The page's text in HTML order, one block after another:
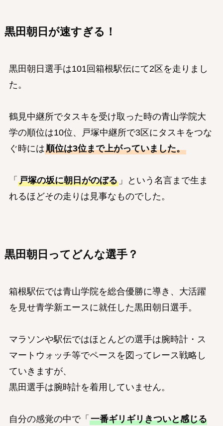
黒田朝日が速すぎる！
黒田朝日選手は101回箱根駅伝にて2区を走りまし
た。
鶴見中継所でタスキを受け取った時の青山学院大
学の順位は10位、戸塚中継所で3区にタスキをつな
ぐ時には順位は3位まで上がっていました。
「 戸塚の坂に朝日がのぼる」という名言まで生ま
れるほどその走りは見事なものでした。
黒田朝日ってどんな選手？
箱根駅伝では青山学院を総合優勝に導き、大活躍
を見せ青学新エースに就任した黒田朝日選手。
マラソンや駅伝ではほとんどの選手は腕時計・ス
マートウォッチ等でペースを図ってレース戦略し
ていきますが、
黒田選手は腕時計を着用していません。
自分の感覚の中で「 一番ギリギリきついと感じる